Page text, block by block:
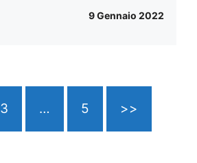
9 Gennaio 2022
3 … 5 >>